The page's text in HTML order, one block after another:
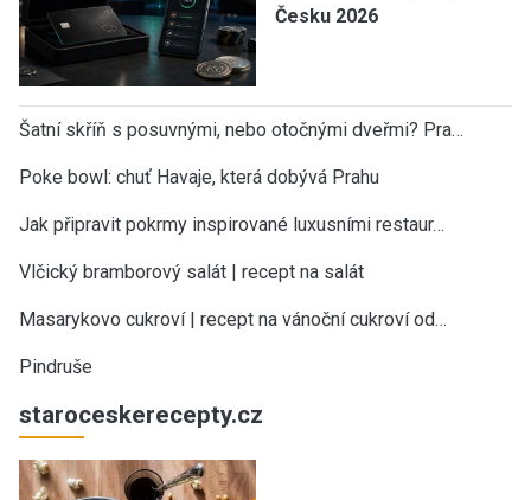
Česku 2026
Šatní skříň s posuvnými, nebo otočnými dveřmi? Pra…
Poke bowl: chuť Havaje, která dobývá Prahu
Jak připravit pokrmy inspirované luxusními restaur…
Vlčický bramborový salát | recept na salát
Masarykovo cukroví | recept na vánoční cukroví od…
Pindruše
staroceskerecepty.cz